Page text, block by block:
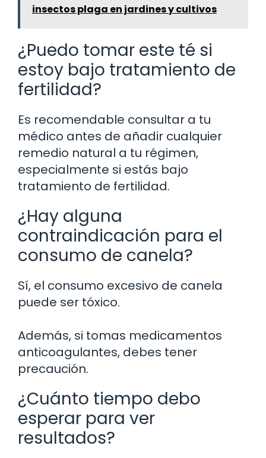
insectos plaga en jardines y cultivos
¿Puedo tomar este té si
estoy bajo tratamiento de
fertilidad?
Es recomendable consultar a tu
médico antes de añadir cualquier
remedio natural a tu régimen,
especialmente si estás bajo
tratamiento de fertilidad.
¿Hay alguna
contraindicación para el
consumo de canela?
Sí, el consumo excesivo de canela
puede ser tóxico.
Además, si tomas medicamentos
anticoagulantes, debes tener
precaución.
¿Cuánto tiempo debo
esperar para ver
resultados?